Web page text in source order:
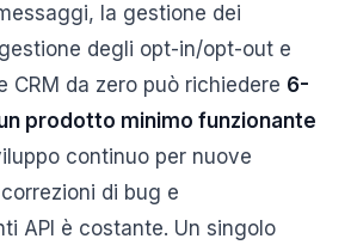
la gestione dei
degli opt-in/opt-out e
CRM da zero può richiedere 6-
prodotto minimo funzionante
continuo per nuove
di bug e
API è costante. Un singolo